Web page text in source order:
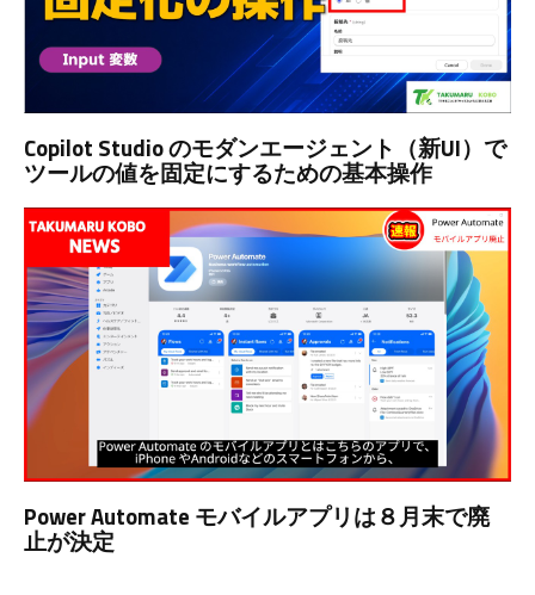
Copilot Studio のモダンエージェント（新UI）で
ツールの値を固定にするための基本操作
Power Automate モバイルアプリは８月末で廃
止が決定